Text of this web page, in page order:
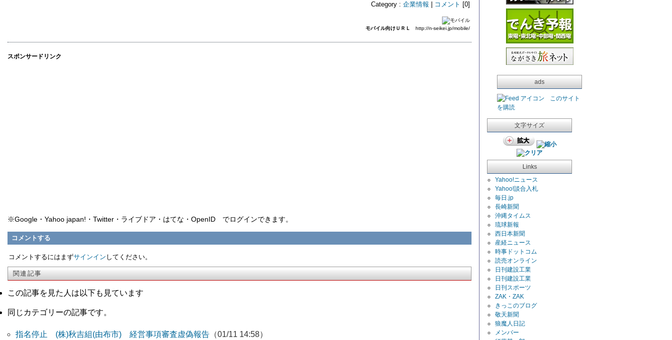
Category : 企業情報 コメント [0]
モバイル向けＵＲＬ http://n-seikei.jp/mobile/
スポンサードリンク
※Google・Yahoo japan!・Twitter・ライブドア・はてな・OpenID でログインできます。
コメントする
コメントするにはまずサインイン してください。
関連記事
この記事を見た人は以下も見ています
同じカテゴリーの記事です。
指名停止 (株)秋吉組(由布市) 経営事項審査虚偽報告 （01/11 14:58）
ads
このサイト
を購読
文字サイズ
Links
Yahoo!ニュース
Yahoo!談合入札
毎日.jp
長崎新聞
沖縄タイムス
琉球新報
西日本新聞
産経ニュース
時事ドットコム
読売オンライン
日刊建設工業
日刊建設工業
日刊スポーツ
ZAK・ZAK
きっこのブログ
敬天新聞
狼魔人日記
メンバー